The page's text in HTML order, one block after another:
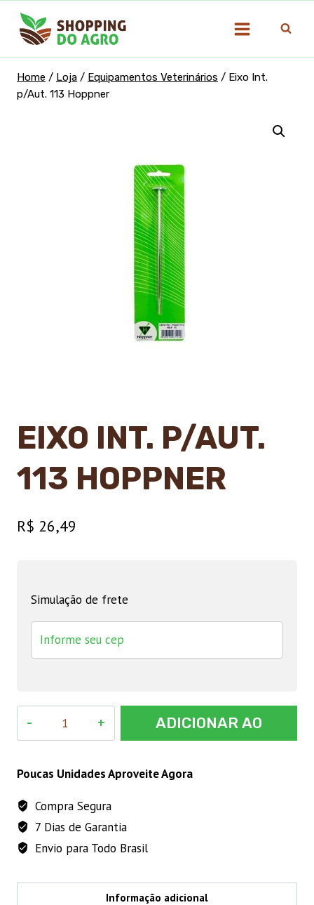
para
Home / Loja / Equipamentos Veterinários / Eixo Int.
p/Aut. 113 Hoppner
EIXO INT. P/AUT.
113 HOPPNER
R$ 26,49
Simulação de frete
113
quantidade
ADICIONAR AO
Poucas Unidades Aproveite Agora
Compra Segura
7 Dias de Garantia
Envio para Todo Brasil
Informação adicional